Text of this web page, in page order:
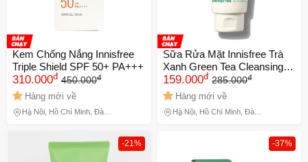
Kem Chống Nắng Innisfree
Triple Shield SPF 50+ PA+++
310.000đ 450.000đ
Hàng mới về
Hà Nội, Hồ Chí Minh, Đà
Sữa Rửa Mặt Innisfree Trà
Xanh Green Tea Cleansing
Foam
159.000đ 285.000đ
Hàng mới về
Hà Nội, Hồ Chí Minh, Đà
-21% -37%